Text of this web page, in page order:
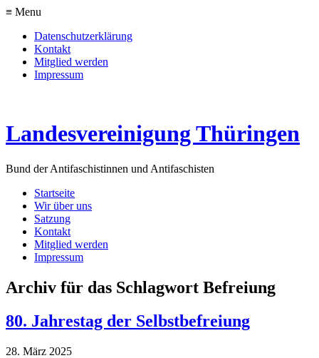
≡ Menu
Datenschutzerklärung
Kontakt
Mitglied werden
Impressum
Landesvereinigung Thüringen
Bund der Antifaschistinnen und Antifaschisten
Startseite
Wir über uns
Satzung
Kontakt
Mitglied werden
Impressum
Archiv für das Schlagwort Befreiung
80. Jahrestag der Selbstbefreiung
28. März 2025